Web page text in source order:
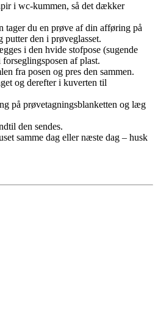
i wc-kummen, så det dækker
tager du en prøve af din afføring på
putter den i prøveglasset.
i den hvide stofpose (sugende
af plast.
fra posen og pres den sammen.
og derefter i kuverten til
på prøvetagningsblanketten og læg
den sendes.
samme dag eller næste dag – husk